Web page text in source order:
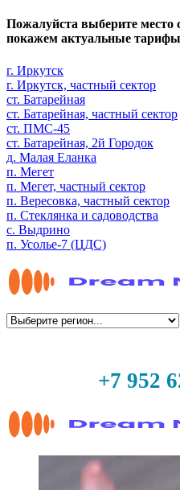
Пожалуйста выберите
покажем актуальные
г. Иркутск
г. Иркутск, частный сектор
ст. Батарейная
ст. Батарейная, частный сектор
ст. ПМС-45
ст. Батарейная, 2й Городок
д. Малая Еланка
п. Мегет
п. Мегет, частный сектор
п. Вересовка, частный сектор
п. Стеклянка и садоводства
с. Выдрино
п. Усолье-7 (ЦДС)
+7 952